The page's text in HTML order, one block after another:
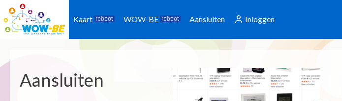
Kaart reboot WOW-BE reboot Aansluiten Inloggen
Aansluiten